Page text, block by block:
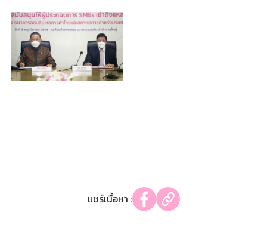
แชร์เนื้อหา :